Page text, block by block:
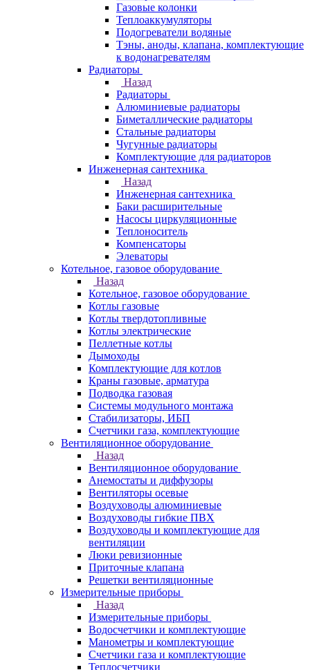
Газовые колонки
Теплоаккумуляторы
Подогреватели водяные
Тэны, аноды, клапана, комплектующие
к водонагревателям
Радиаторы
Назад
Радиаторы
Алюминиевые радиаторы
Биметаллические радиаторы
Стальные радиаторы
Чугунные радиаторы
Комплектующие для радиаторов
Инженерная сантехника
Назад
Инженерная сантехника
Баки расширительные
Насосы циркуляционные
Теплоноситель
Компенсаторы
Элеваторы
Котельное, газовое оборудование
Назад
Котельное, газовое оборудование
Котлы газовые
Котлы твердотопливные
Котлы электрические
Пеллетные котлы
Дымоходы
Комплектующие для котлов
Краны газовые, арматура
Подводка газовая
Системы модульного монтажа
Стабилизаторы, ИБП
Счетчики газа, комплектующие
Вентиляционное оборудование
Назад
Вентиляционное оборудование
Анемостаты и диффузоры
Вентиляторы осевые
Воздуховоды алюминиевые
Воздуховоды гибкие ПВХ
Воздуховоды и комплектующие для
вентиляции
Люки ревизионные
Приточные клапана
Решетки вентиляционные
Измерительные приборы
Назад
Измерительные приборы
Водосчетчики и комплектующие
Манометры и комплектующие
Счетчики газа и комплектующие
Теплосчетчики